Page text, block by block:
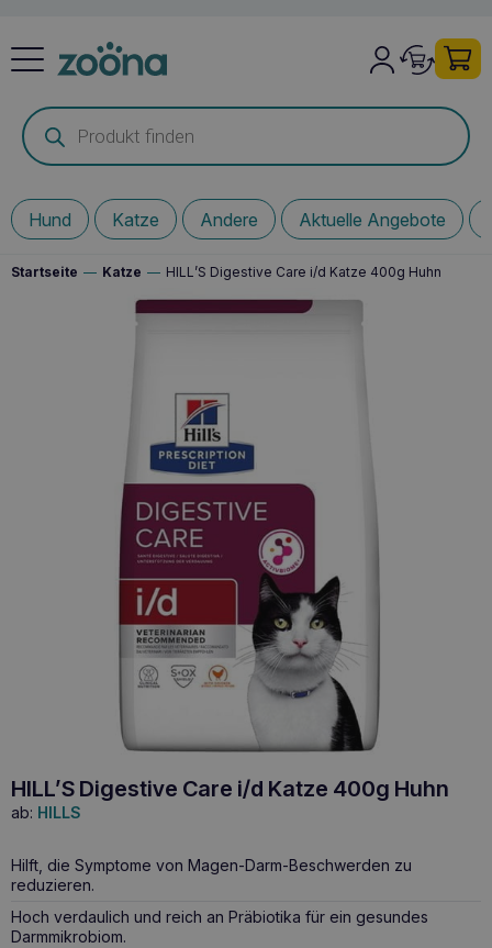
Products
search
Hund Katze Andere Aktuelle Angebote
Startseite — Katze — HILL’S Digestive Care i/d Katze 400g Huhn
HILL’S Digestive Care i/d Katze 400g Huhn
ab: HILLS
Hilft, die Symptome von Magen-Darm-Beschwerden zu
reduzieren.
Hoch verdaulich und reich an Präbiotika für ein gesundes
Darmmikrobiom.